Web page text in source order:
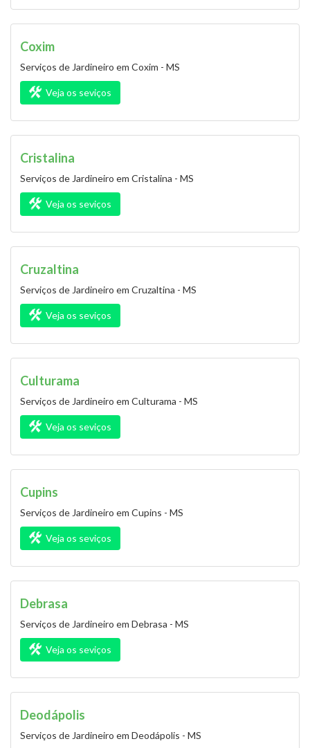
Coxim
Serviços de Jardineiro em Coxim - MS
Veja os seviços
Cristalina
Serviços de Jardineiro em Cristalina - MS
Veja os seviços
Cruzaltina
Serviços de Jardineiro em Cruzaltina - MS
Veja os seviços
Culturama
Serviços de Jardineiro em Culturama - MS
Veja os seviços
Cupins
Serviços de Jardineiro em Cupins - MS
Veja os seviços
Debrasa
Serviços de Jardineiro em Debrasa - MS
Veja os seviços
Deodápolis
Serviços de Jardineiro em Deodápolis - MS